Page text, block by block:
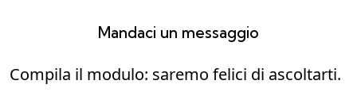
Mandaci un messaggio
Compila il modulo: saremo felici di ascoltarti.